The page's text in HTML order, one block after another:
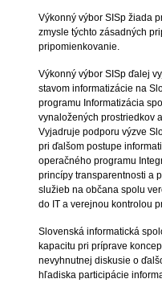
Výkonný výbor SISp žiada
zmysle týchto zásadných
pripomienkovanie.
Výkonný výbor SISp ďalej
stavom informatizácie na
programu Informatizácia
vynaložených prostriedkov
Vyjadruje podporu výzve
pri ďalšom postupe
operačného programu
princípy transparentnosti a
služieb na občana spolu
do IT a verejnou kontrolou
Slovenská informatická
kapacitu pri príprave
nevyhnutnej diskusie o
hľadiska participácie